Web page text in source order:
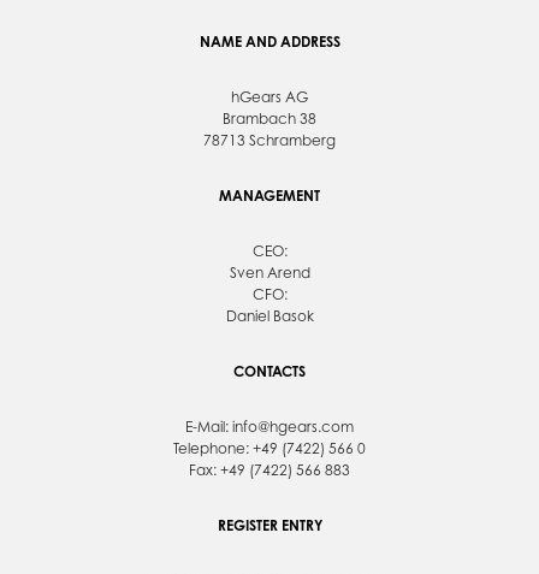
NAME AND ADDRESS
hGears AG
Brambach 38
78713 Schramberg
MANAGEMENT
CEO:
Sven Arend
CFO:
Daniel Basok
CONTACTS
E-Mail: info@hgears.com
Telephone: +49 (7422) 566 0
Fax: +49 (7422) 566 883
REGISTER ENTRY